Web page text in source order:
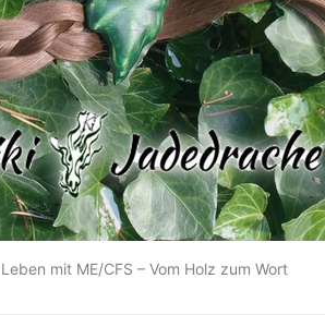
mit ME/CFS – Vom Holz zum Wort